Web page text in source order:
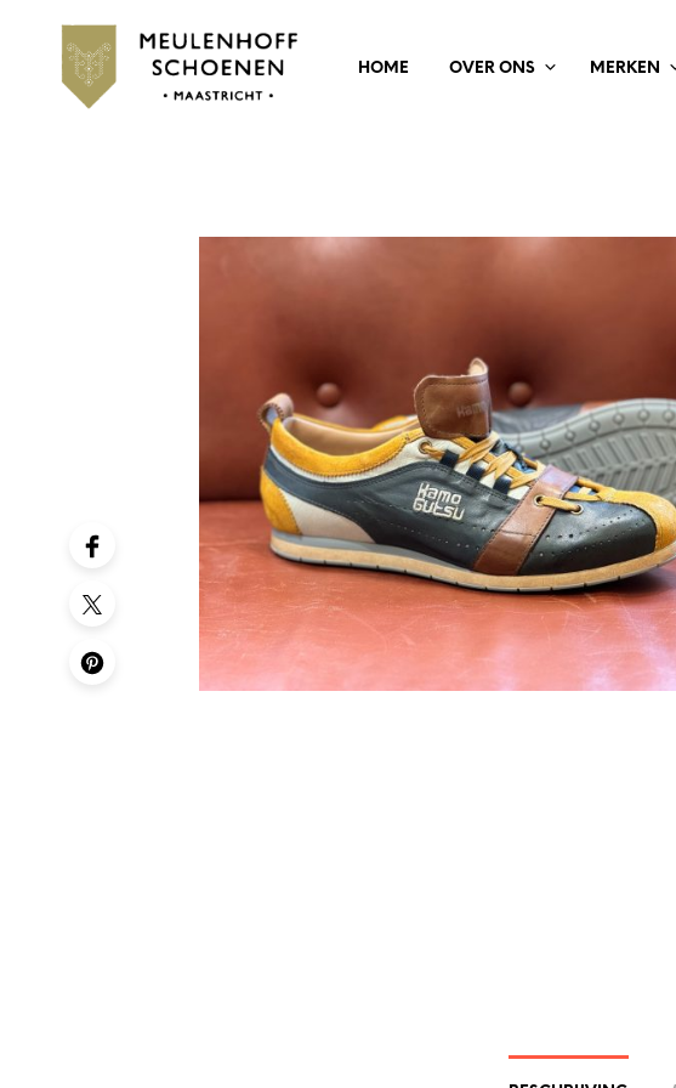
HOME OVER ONS MERKEN